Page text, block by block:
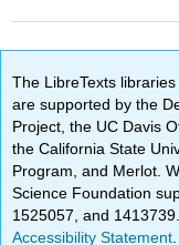
The LibreTexts
are supported by the
Project, the UC Davis
the California State
Program, and Merlot.
Science Foundation
1525057, and 1413739.
Accessibility Statement